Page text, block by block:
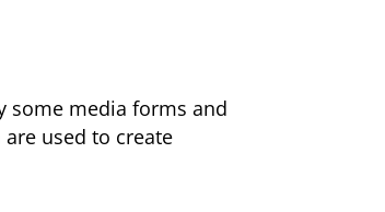
some media forms and
used to create